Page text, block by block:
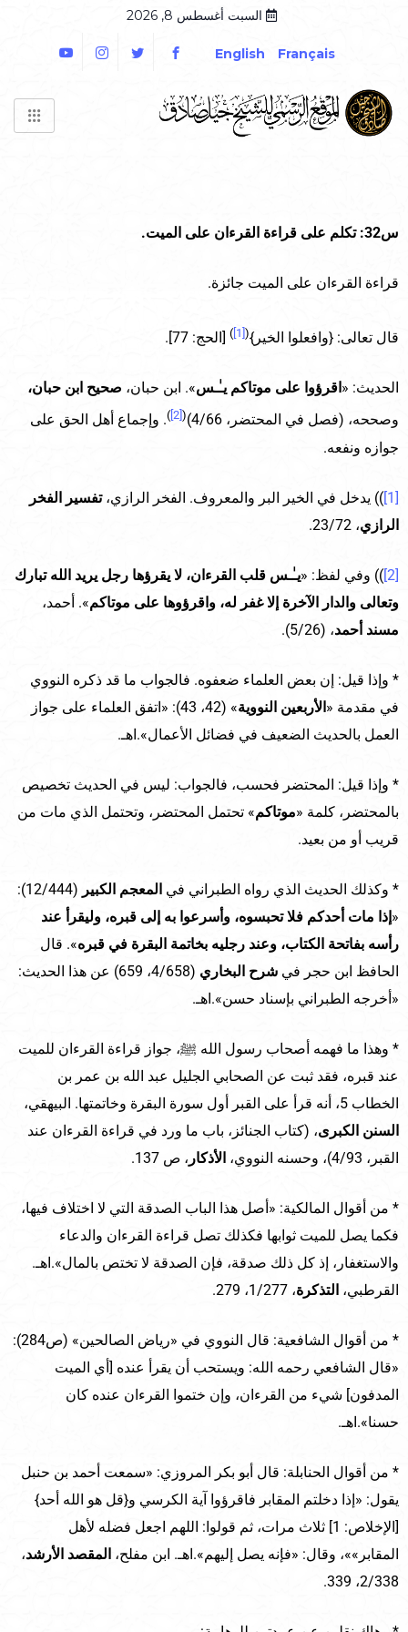
السبت أغسطس 8, 2026
Français
English
س32: تكلم على قراءة القرءان على الميت.
قراءة القرءان على الميت جائزة.
قال تعالى: {وافعلوا الخير}(
) [الحج: 77].
الحديث: « اقرؤوا على موتاكم يـٰـس». ابن حبان، صحيح ابن حبان،
وصححه، (فصل في المحتضر، 4/66)
(
). وإجماع أهل الحق على
جوازه ونفعه.
[1] )) يدخل في الخير البر والمعروف. الفخر الرازي،تفسير الفخر
الرازي، 23/72.
[2] )) وفي لفظ: «يـٰـس قلب القرءان، لا يقرؤها رجل يريد الله تبارك
وتعالى والدار الآخرة إلا غفر له، واقرؤوها على موتاكم». أحمد،
مسند أحمد، (5/26).
* وإذا قيل: إن بعض العلماء ضعفوه. فالجواب ما قد ذكره النووي
في مقدمة «الأربعين النووية
» (42، 43): «اتفق العلماء على جواز
العمل بالحديث الضعيف في فضائل الأعمال».اهـ.
* وإذا قيل: المحتضر فحسب، فالجواب: ليس في الحديث تخصيص
بالمحتضر، كلمة «موتاكم» تحتمل المحتضر، وتحتمل الذي مات من
قريب أو من بعيد.
* وكذلك الحديث الذي رواه الطبراني في المعجم الكبير
(12/444):
«إذا مات أحدكم فلا تحبسوه، وأسرعوا به إلى قبره، وليقرأ عند
رأسه بفاتحة الكتاب، وعند رجليه بخاتمة البقرة في قبره». قال
الحافظ ابن حجر في شرح البخاري
(4/658، 659) عن هذا الحديث:
«أخرجه الطبراني بإسناد حسن».اهـ.
* وهذا ما فهمه أصحاب رسول الله ﷺ، جواز قراءة القرءان للميت
عند قبره، فقد ثبت عن الصحابي الجليل عبد الله بن عمر بن
الخطاب 5، أنه قرأ على القبر أول سورة البقرة وخاتمتها. البيهقي،
السنن الكبرى، (كتاب الجنائز، باب ما ورد في قراءة القرءان عند
القبر، 4/93)، وحسنه النووي،
الأذكار ، ص 137.
* من أقوال المالكية: «أصل هذا الباب الصدقة التي لا اختلاف فيها،
فكما يصل للميت ثوابها فكذلك تصل قراءة القرءان والدعاء
والاستغفار، إذ كل ذلك صدقة، فإن الصدقة لا تختص بالمال».اهـ.
القرطبي، التذكرة، 1/277، 279.
* من أقوال الشافعية: قال النووي في «رياض الصالحين» (ص284):
«قال الشافعي رحمه الله: ويستحب أن يقرأ عنده [أي الميت
المدفون] شيء من القرءان، وإن ختموا القرءان عنده كان
حسنا».اهـ.
* من أقوال الحنابلة: قال أبو بكر المروزي: «سمعت أحمد بن حنبل
يقول: «إذا دخلتم المقابر فاقرؤوا آية الكرسي و{قل هو الله أحد}
[الإخلاص: 1] ثلاث مرات، ثم قولوا: اللهم اجعل فضله لأهل
المقابر»»، وقال: «فإنه يصل إليهم».اهـ. ابن مفلح، المقصد الأرشد،
2/338، 339.